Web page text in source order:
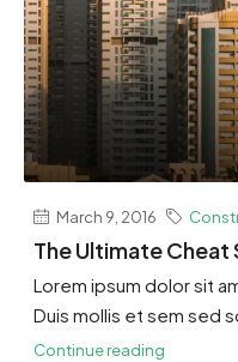
March 9, 2016
The Ultimate Cheat
Lorem ipsum dolor sit
Duis mollis et sem sed
Continue reading